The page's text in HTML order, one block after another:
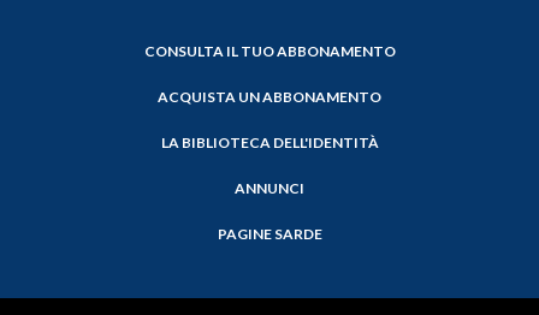
CONSULTA IL TUO ABBONAMENTO
ACQUISTA UN ABBONAMENTO
LA BIBLIOTECA DELL'IDENTITÀ
ANNUNCI
PAGINE SARDE